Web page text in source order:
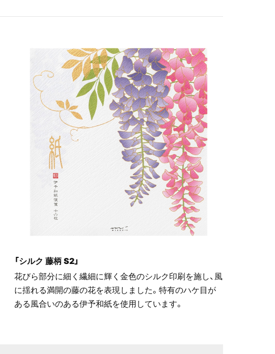
「シルク 藤柄 S2」
花びら部分に細く繊細に輝く金色のシルク印刷を施し、風
に揺れる満開の藤の花を表現しました。特有のハケ目が
ある風合いのある伊予和紙を使用しています。